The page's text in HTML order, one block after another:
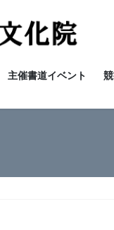
主催書道イベント